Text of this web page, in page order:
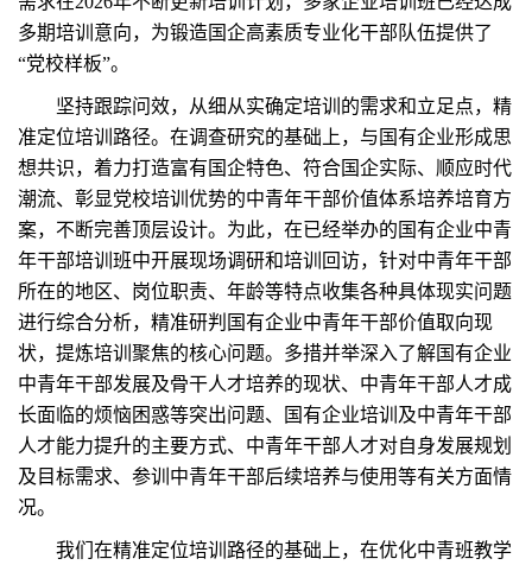
多期培训意向，为锻造国企高素质专业化干部队伍提供了
“党校样板”。
坚持跟踪问效，从细从实确定培训的需求和立足点，精
准定位培训路径。在调查研究的基础上，与国有企业形成思
想共识，着力打造富有国企特色、符合国企实际、顺应时代
潮流、彰显党校培训优势的中青年干部价值体系培养培育方
案，不断完善顶层设计。为此，在已经举办的国有企业中青
年干部培训班中开展现场调研和培训回访，针对中青年干部
所在的地区、岗位职责、年龄等特点收集各种具体现实问题
进行综合分析，精准研判国有企业中青年干部价值取向现
状，提炼培训聚焦的核心问题。多措并举深入了解国有企业
中青年干部发展及骨干人才培养的现状、中青年干部人才成
长面临的烦恼困惑等突出问题、国有企业培训及中青年干部
人才能力提升的主要方式、中青年干部人才对自身发展规划
及目标需求、参训中青年干部后续培养与使用等有关方面情
况。
我们在精准定位培训路径的基础上，在优化中青班教学